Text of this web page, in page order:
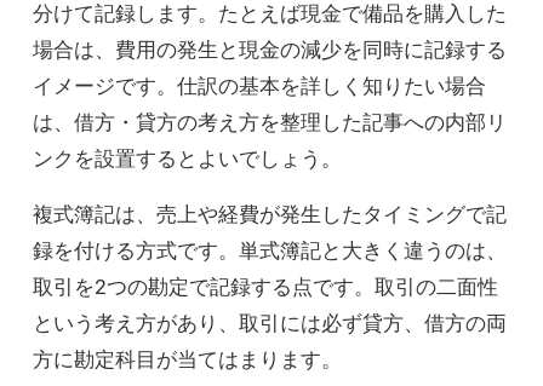
分けて記録します。たとえば現金で備品を購入した
場合は、費用の発生と現金の減少を同時に記録する
イメージです。仕訳の基本を詳しく知りたい場合
は、借方・貸方の考え方を整理した記事への内部リ
ンクを設置するとよいでしょう。
複式簿記は、売上や経費が発生したタイミングで記
録を付ける方式です。単式簿記と大きく違うのは、
取引を2つの勘定で記録する点です。取引の二面性
という考え方があり、取引には必ず貸方、借方の両
方に勘定科目が当てはまります。